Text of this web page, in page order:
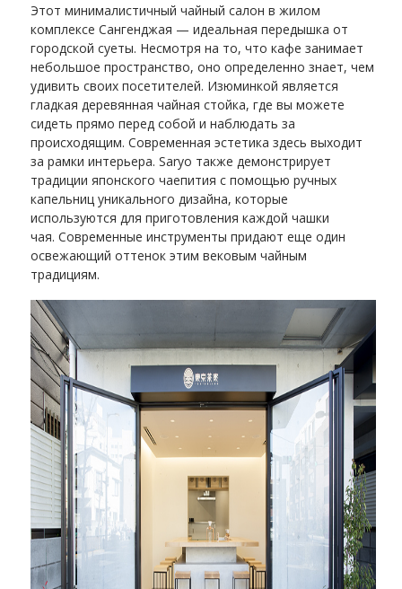
Этот минималистичный чайный салон в жилом
комплексе Сангенджая — идеальная передышка от
городской суеты. Несмотря на то, что кафе занимает
небольшое пространство, оно определенно знает, чем
удивить своих посетителей. Изюминкой является
гладкая деревянная чайная стойка, где вы можете
сидеть прямо перед собой и наблюдать за
происходящим. Современная эстетика здесь выходит
за рамки интерьера. Saryo также демонстрирует
традиции японского чаепития с помощью ручных
капельниц уникального дизайна, которые
используются для приготовления каждой чашки
чая. Современные инструменты придают еще один
освежающий оттенок этим вековым чайным
традициям.